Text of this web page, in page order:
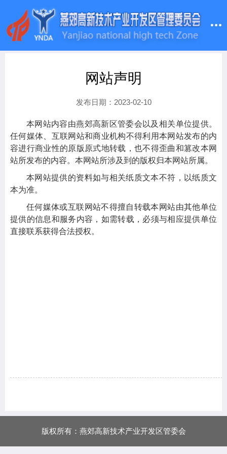
网站声明
发布日期：2023-02-10
本网站内容由燕郊高新区管委会以及相关单位提供。
任何媒体、互联网站和商业机构不得利用本网站发布的内
容进行商业性的原版原式地转载，也不得歪曲和篡改本网
站所发布的内容。本网站所涉及到的版权归本网站所属。
本网站提供的资料如与相关纸质文本不符，以纸质文
本为准。
任何媒体或互联网站不得擅自转载本网站由其他单位
提供的信息和服务内容，如需转载，必须与相应提供单位
直接联系获得合法授权。
版权所有：燕郊高新技术产业开发区管委会